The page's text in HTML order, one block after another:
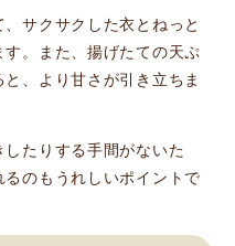
サクサクした衣とねっと
。また、揚げたての天ぷ
、より甘さが引き立ちま
たりする手間がないた
のもうれしいポイントで